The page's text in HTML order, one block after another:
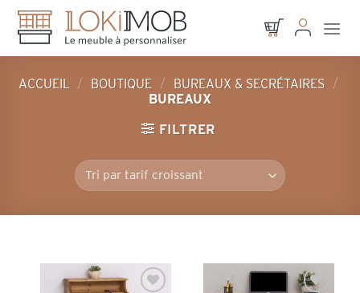
Skip
content
ACCUEIL / BOUTIQUE / BUREAUX & SECRÉTAIRES /
BUREAUX
FILTRER